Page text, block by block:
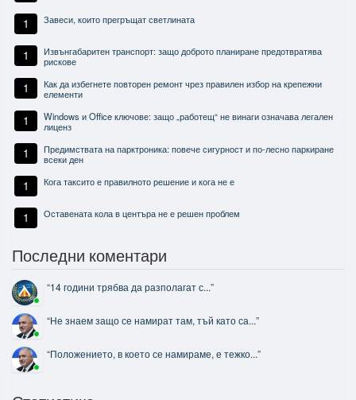
1 Завеси, които прегръщат светлината
1
Извънгабаритен транспорт: защо доброто планиране предотвратява
рискове
1
Как да избегнете повторен ремонт чрез правилен избор на крепежни
елементи
1
Windows и Office ключове: защо „работещ“ не винаги означава легален
лиценз
1
Предимствата на парктроника: повече сигурност и по-лесно паркиране
всеки ден
1 Кога таксито е правилното решение и кога не е
1 Оставената кола в центъра не е решен проблем
Последни коментари
“14 години трябва да разполагат с...”
“Не знаем защо се намират там, тъй като са...”
“Положението, в което се намираме, е тежко...”